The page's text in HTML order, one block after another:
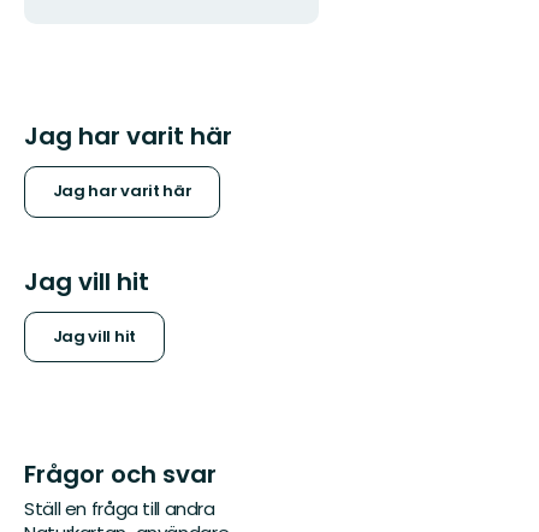
Jag har varit här
Jag har varit här
Jag vill hit
Jag vill hit
Frågor och svar
Ställ en fråga till andra